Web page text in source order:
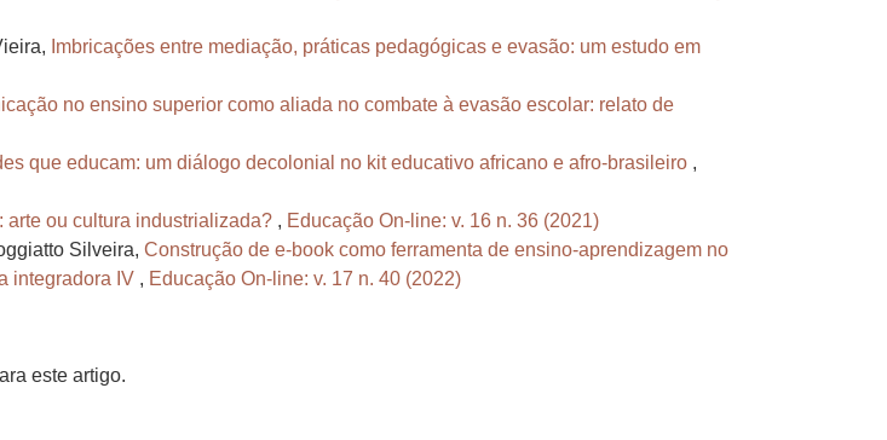
Imbricações entre mediação, práticas pedagógicas e evasão: um estudo em
no ensino superior como aliada no combate à evasão escolar: relato de
que educam: um diálogo decolonial no kit educativo africano e afro-brasileiro ,
arte ou cultura industrializada? , Educação On-line: v. 16 n. 36 (2021)
Silveira, Construção de e-book como ferramenta de ensino-aprendizagem no
integradora IV , Educação On-line: v. 17 n. 40 (2022)
este artigo.